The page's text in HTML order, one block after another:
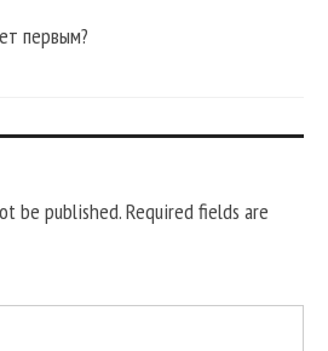
первым?
be published. Required fields are